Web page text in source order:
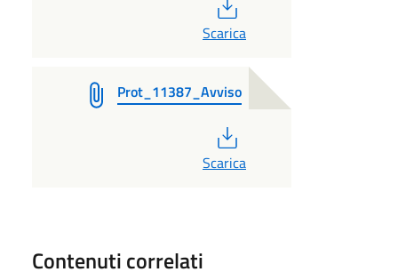
Scarica
Prot_11387_Avviso
Scarica
Contenuti correlati